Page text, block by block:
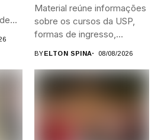
Material reúne informações
sobre os cursos da USP,
formas de ingresso,
BYELTON SPINA 08/08/2026